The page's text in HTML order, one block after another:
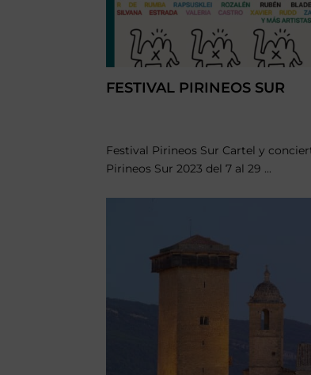
FESTIVAL PIRINEOS SUR
Festival Pirineos Sur Cartel y
Pirineos Sur 2023 del 7 al 29 ...